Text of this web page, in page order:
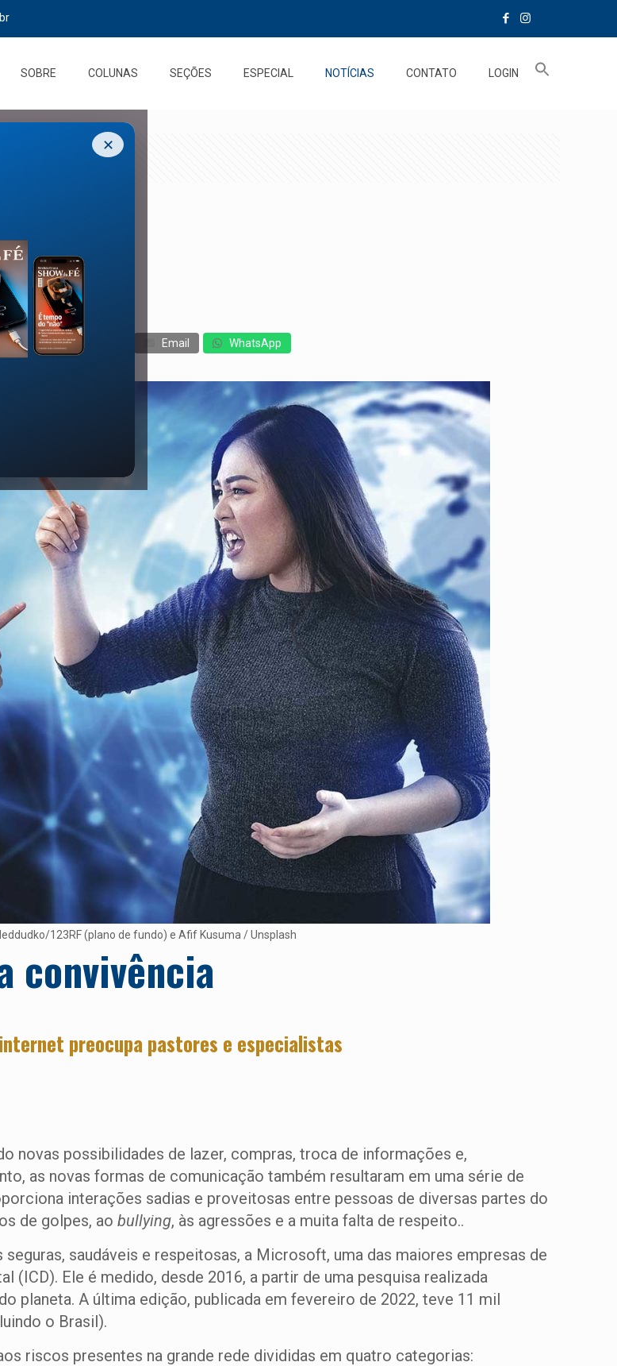
SOBRE COLUNAS SEÇÕES ESPECIAL NOTÍCIAS CONTATO LOGIN
✕
Messenger Email WhatsApp
123RF (plano de fundo) e Afif Kusuma / Unsplash
convivência
preocupa pastores e especialistas
novas possibilidades de lazer, compras, troca de informações e,
as novas formas de comunicação também resultaram em uma série de
interações sadias e proveitosas entre pessoas de diversas partes do
de golpes, ao bullying, às agressões e a muita falta de respeito..
saudáveis e respeitosas, a Microsoft, uma das maiores empresas de
Ele é medido, desde 2016, a partir de uma pesquisa realizada
planeta. A última edição, publicada em fevereiro de 2022, teve 11 mil
o Brasil).
riscos presentes na grande rede divididas em quatro categorias: